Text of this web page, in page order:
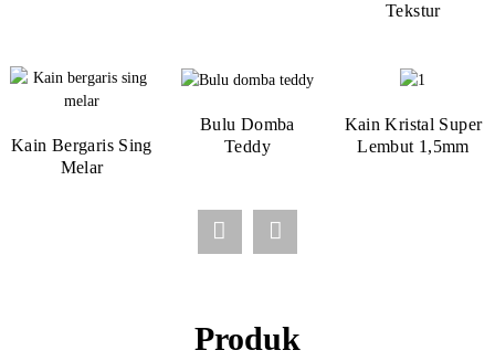
Tekstur
Kain Bergaris Sing
Melar
Bulu Domba
Teddy
Kain Kristal Super
Lembut 1,5mm
Bulu Palsu Bayi
Matte 6mm
Kelinci 12mm
Lembut 5mm
Produk